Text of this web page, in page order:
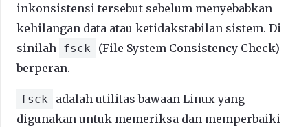
inkonsistensi tersebut sebelum menyebabkan
kehilangan data atau ketidakstabilan sistem. Di
sinilah
fsck
(File System Consistency Check)
berperan.
fsck
adalah utilitas bawaan Linux yang
digunakan untuk memeriksa dan memperbaiki